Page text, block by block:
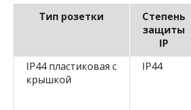
Тип розетки
Степень
защиты
IP
IP44 пластиковая с
крышкой
IP44